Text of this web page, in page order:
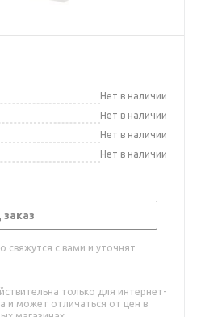
Нет в наличии
Нет в наличии
Нет в наличии
Нет в наличии
заказ
с вами и уточнят
только для интернет-
и может отличаться от цен в